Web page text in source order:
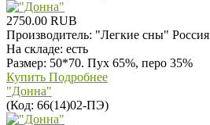
2750.00 RUB
Производитель: "Легкие сны" Россия
На складе: есть
Размер: 50*70. Пух 65%, перо 35%
Купить Подробнее
"Донна"
(Код: 66(14)02-ПЭ)